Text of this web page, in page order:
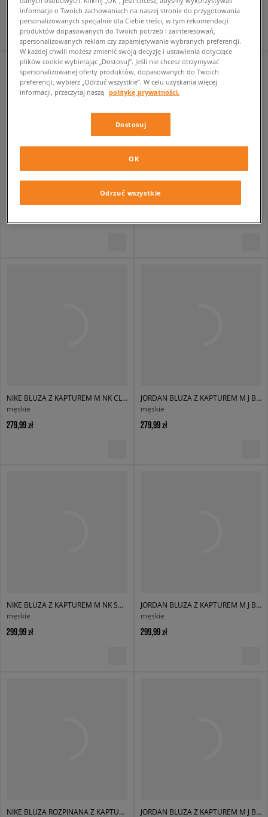
279,99 zł 299,99 zł
ELLESSE BLUZA Z KAPTUREM VARON OH HOODY BLK MN
NIKE BLUZA Z KAPTUREM M NK CLUB BB PO HOODIE
męskie
279,99 zł
JORDAN BLUZA Z KAPTUREM M J BRK ST PO HD BB
męskie
279,99 zł
NIKE BLUZA Z KAPTUREM M NK SOLO BB PO HD CONCEPT
męskie
299,99 zł
JORDAN BLUZA Z KAPTUREM M J BRK OVZ FLC PO BB
męskie
299,99 zł
NIKE BLUZA ROZPINANA Z KAPTUREM M NK CLUB BB FZ HOODIE
JORDAN BLUZA Z KAPTUREM M J BRK ST PO HD BB
informacje o Twoich zachowaniach na naszej stronie do przygotowania
personalizowanych specjalnie dla Ciebie treści, w tym rekomendacji
produktów dopasowanych do Twoich potrzeb i zainteresowań,
spersonalizowanych reklam czy zapamiętywanie wybranych preferencji.
W każdej chwili możesz zmienić swoją decyzję i ustawienia dotyczące
plików cookie wybierając „Dostosuj”. Jeśli nie chcesz otrzymywać
spersonalizowanej oferty produktów, dopasowanych do Twoich
preferencji, wybierz „Odrzuć wszystkie”. W celu uzyskania więcej
informacji, przeczytaj naszą politykę prywatności.
Dostosuj
Odrzuć wszystkie
OK